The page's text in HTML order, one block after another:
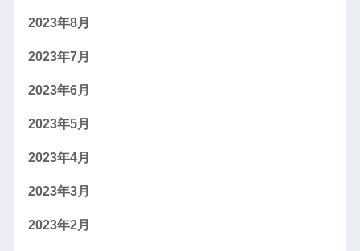
2023年8月
2023年7月
2023年6月
2023年5月
2023年4月
2023年3月
2023年2月